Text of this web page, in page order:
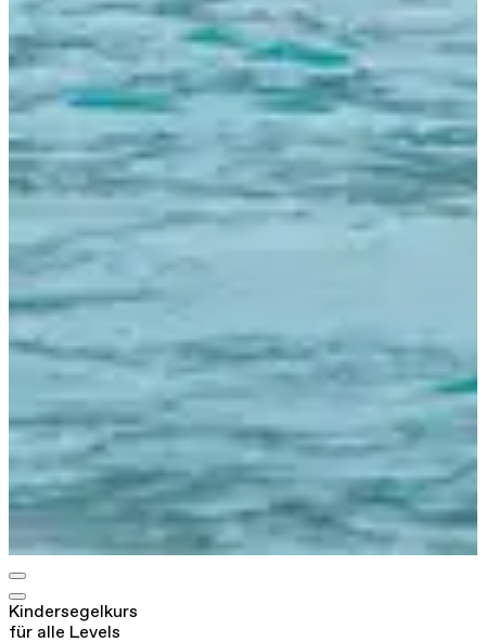
Kindersegelkurs
für alle Levels